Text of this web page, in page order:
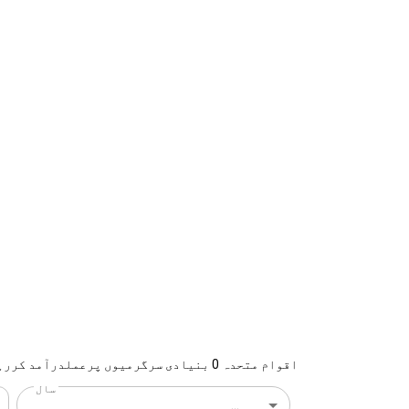
اقوام متحدہ 0 بنیادی سرگرمیوں پرعملدرآمد کررہا ہے {{location}}
سال
...